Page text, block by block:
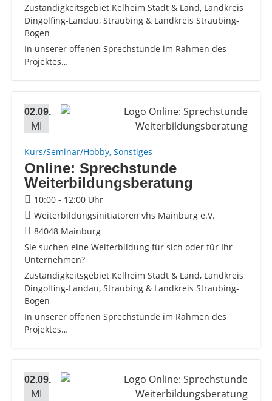
Zuständigkeitsgebiet Kelheim Stadt & Land, Landkreis
Dingolfing-Landau, Straubing & Landkreis Straubing-
Bogen
In unserer offenen Sprechstunde im Rahmen des
Projektes…
02.09.
MI
Kurs/Seminar/Hobby, Sonstiges
Online: Sprechstunde
Weiterbildungsberatung
10:00 - 12:00 Uhr
Weiterbildungsinitiatoren vhs Mainburg e.V.
84048 Mainburg
Sie suchen eine Weiterbildung für sich oder für Ihr
Unternehmen?
Zuständigkeitsgebiet Kelheim Stadt & Land, Landkreis
Dingolfing-Landau, Straubing & Landkreis Straubing-
Bogen
In unserer offenen Sprechstunde im Rahmen des
Projektes…
02.09.
MI